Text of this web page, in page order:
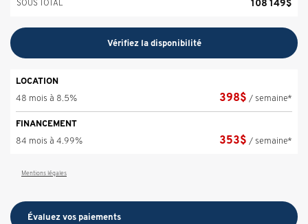
SOUS TOTAL 108 149$
Vérifiez la disponibilité
LOCATION
48 mois à 8.5%
398$ / semaine*
FINANCEMENT
84 mois à 4.99%
353$ / semaine*
Mentions légales
Évaluez vos paiements